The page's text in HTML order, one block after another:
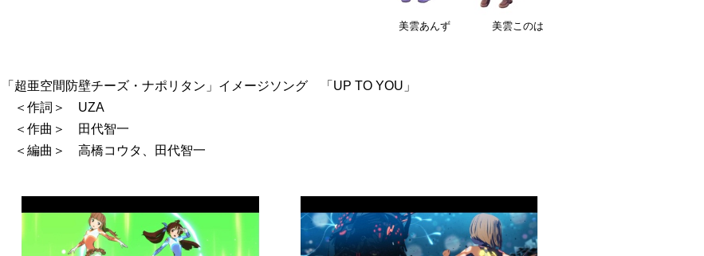
美雲あんず 美雲このは
「超亜空間防壁チーズ・ナポリタン」イメージソング 「UP TO YOU」
＜作詞＞ UZA
＜作曲＞ 田代智一
＜編曲＞ 高橋コウタ、田代智一